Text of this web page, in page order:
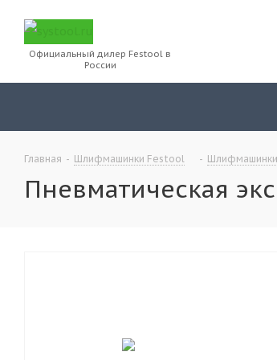
Официальный дилер Festool в
России
Главная - Шлифмашинки Festool -
Пневматическая